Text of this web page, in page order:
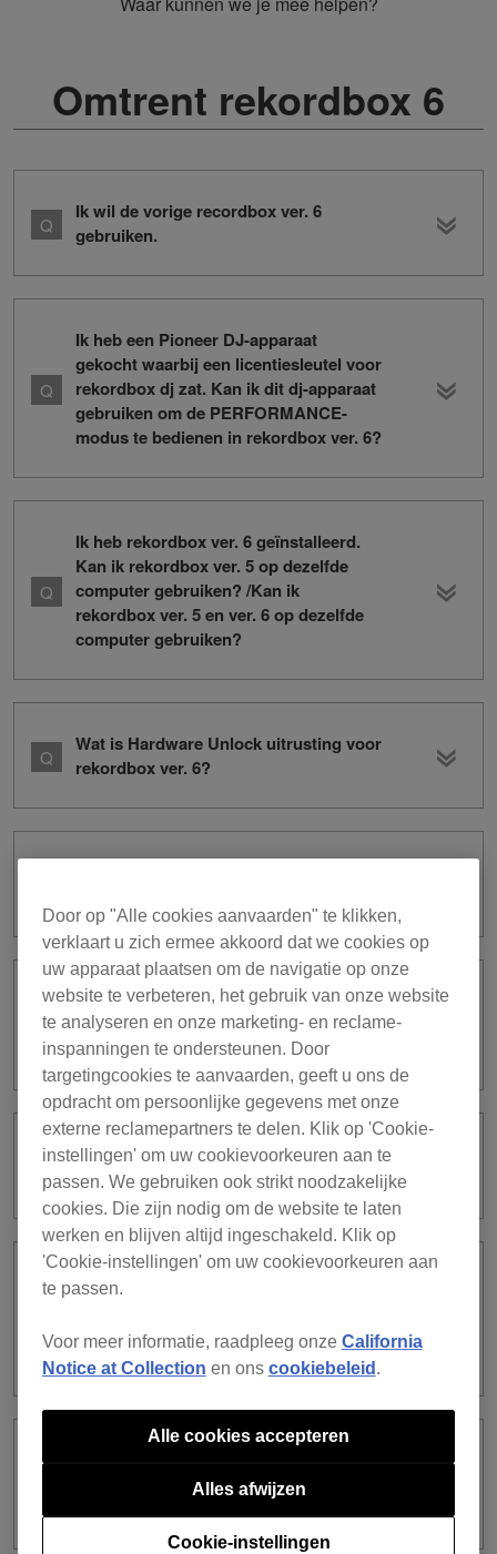
Omtrent rekordbox 6
Ik wil de vorige recordbox ver. 6
gebruiken.
Ik heb een Pioneer DJ-apparaat
gekocht waarbij een licentiesleutel voor
rekordbox dj zat. Kan ik dit dj-apparaat
gebruiken om de PERFORMANCE-
modus te bedienen in rekordbox ver. 6?
Ik heb rekordbox ver. 6 geïnstalleerd.
Kan ik rekordbox ver. 5 op dezelfde
computer gebruiken? /Kan ik
rekordbox ver. 5 en ver. 6 op dezelfde
computer gebruiken?
Wat is Hardware Unlock uitrusting voor
rekordbox ver. 6?
Ik heb een abonnement voor rekordbox
ver. 5. Wat moet ik doen om ver. 6 te
gebruiken?
Waar vind ik de licentie-informatie voor
rekordbox ver. 5?
Bestaat het gevaar dat ik al mijn muziek
rekordbox ver. 5 op te zeggen en
rekordbox ver. 6 te downloaden?
6, maar ik wil terug naar ver. 5. Hoe kan
Door op "Alle cookies aanvaarden" te klikken,
verklaart u zich ermee akkoord dat we cookies op
uw apparaat plaatsen om de navigatie op onze
website te verbeteren, het gebruik van onze website
te analyseren en onze marketing- en reclame-
inspanningen te ondersteunen. Door
targetingcookies te aanvaarden, geeft u ons de
opdracht om persoonlijke gegevens met onze
externe reclamepartners te delen. Klik op 'Cookie-
instellingen' om uw cookievoorkeuren aan te
passen. We gebruiken ook strikt noodzakelijke
cookies. Die zijn nodig om de website te laten
werken en blijven altijd ingeschakeld. Klik op
'Cookie-instellingen' om uw cookievoorkeuren aan
te passen.
Voor meer informatie, raadpleeg onze California
Notice at Collection en ons cookiebeleid .
Cookie-instellingen
Alles afwijzen
Alle cookies accepteren